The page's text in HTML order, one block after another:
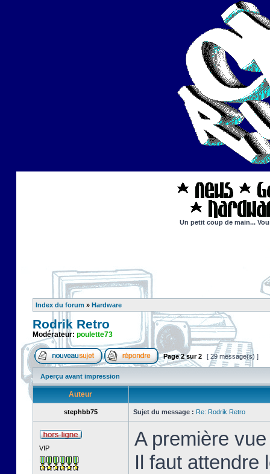
Un petit coup de main...
Index du forum » Hardware
Rodrik Retro
Modérateur: poulette73
Page2sur2 [ 29 message(s) ]
Aperçu avant impression
Auteur
stephbb75 Sujet du message : Re: Rodrik Retro
VIP
A première
Il faut attendre